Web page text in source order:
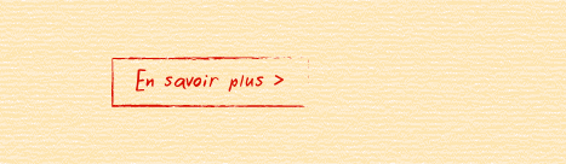
En savoir plus >